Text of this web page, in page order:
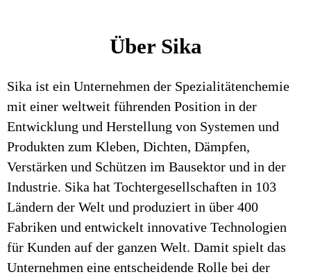
Über Sika
Sika ist ein Unternehmen der Spezialitätenchemie
mit einer weltweit führenden Position in der
Entwicklung und Herstellung von Systemen und
Produkten zum Kleben, Dichten, Dämpfen,
Verstärken und Schützen im Bausektor und in der
Industrie. Sika hat Tochtergesellschaften in 103
Ländern der Welt und produziert in über 400
Fabriken und entwickelt innovative Technologien
für Kunden auf der ganzen Welt. Damit spielt das
Unternehmen eine entscheidende Rolle bei der